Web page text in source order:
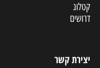
קטלוג
דרושים
יצירת קשר